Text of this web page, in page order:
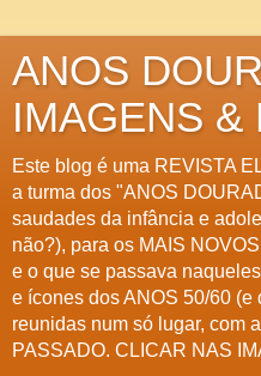
ANOS
IMAGENS &
Este blog é uma REVISTA
a turma dos "ANOS
saudades da infância e
não?), para os MAIS
e o que se passava
e ícones dos ANOS 50/60
reunidas num só lugar, com
PASSADO. CLICAR NAS